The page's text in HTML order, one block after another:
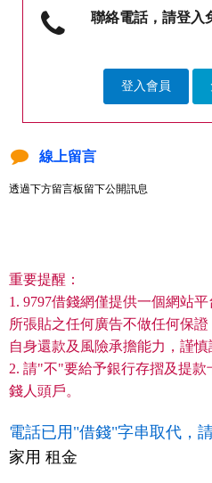
聯絡電話，請登入
登入會員
線上留言
透過下方留言板留下公開訊息
重要提醒：
1. 9797借錢網僅提供一個網站
所張貼之任何廣告不做任何保
自身還款及風險承擔能力，謹慎
2. 請"不"要給予銀行存摺及提
錢人頭戶。
電話已用"借錢"字串取代，
家用 租金